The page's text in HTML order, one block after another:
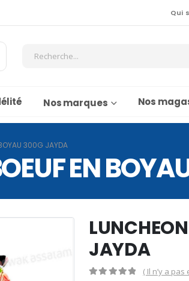
Qui
Nos marques Nos
300G JAYDA
EN
JAYDA
( Il n’y a pas